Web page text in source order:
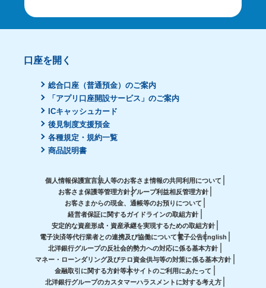
口座を開く
総合口座（普通預金）のご案内
「アプリ口座開設サービス」のご案内
ICキャッシュカード
後見制度支援預金
各種規定・規約一覧
商品説明書
個人情報保護宣言法人等のお客さま情報の共同利用について
お客さま保護等管理方針グループ利益相反管理方針
お客さまからの現金、通帳等のお預りについて
経営者保証に関するガイドラインの取組方針
安定的な資産形成・資産承継を実現するための取組方針
電子決済等代行業者との連携及び協働について電子公告English
北洋銀行グループの反社会的勢力への対応に係る基本方針
マネー・ローンダリング及びテロ資金供与等の対策に係る基本方針
金融取引に関する方針等本サイトのご利用にあたって
北洋銀行グループのカスタマーハラスメントに対する考え方